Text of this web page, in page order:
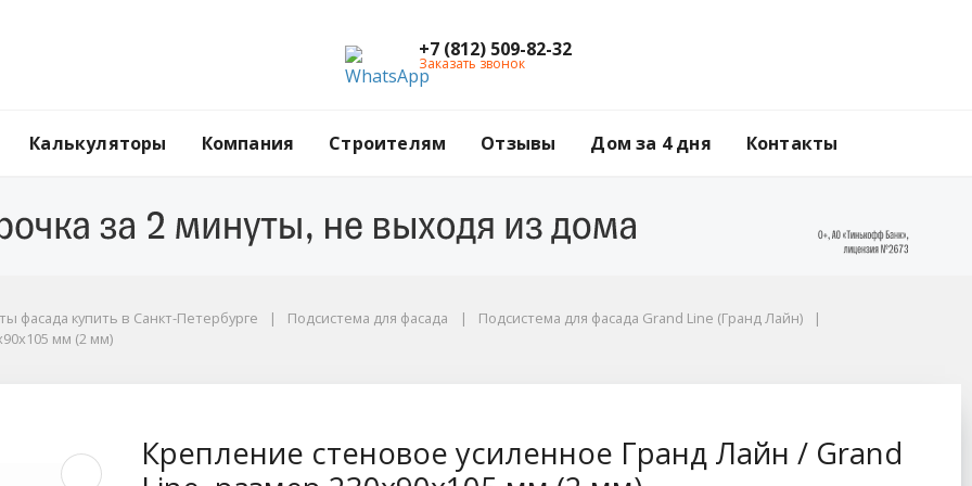
+7 (812) 509-82-32
Заказать звонок
Калькуляторы Компания Строителям Отзывы Дом за 4 дня Контакты
мм (2 мм)
фасада купить в Санкт-Петербурге Подсистема для фасада
Подсистема для фасада Grand Line (Гранд Лайн)
мм (2 мм)
Крепление стеновое усиленное Гранд Лайн / Grand